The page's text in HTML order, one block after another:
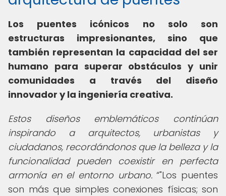
Los puentes icónicos no solo son
estructuras impresionantes, sino que
también representan la capacidad del ser
humano para superar obstáculos y unir
comunidades a través del diseño
innovador y la ingeniería creativa.
Estos diseños emblemáticos continúan
inspirando a arquitectos, urbanistas y
ciudadanos, recordándonos que la belleza y la
funcionalidad pueden coexistir en perfecta
armonía en el entorno urbano. "Los puentes
son más que simples conexiones físicas; son